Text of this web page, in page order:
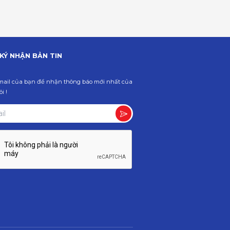
NHẬN BẢN TIN
của bạn để nhận thông báo mới nhất của
!